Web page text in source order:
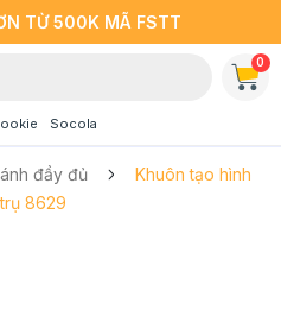
TỪ 500K MÃ FSTT
Socola
0
đầy đủ
Khuôn tạo hình
8629